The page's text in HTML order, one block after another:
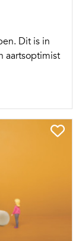
Dit is in
aartsoptimist